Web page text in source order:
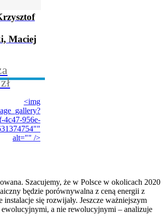
Maciej
<img
4c47-956e-
alt="" />
Szacujemy, że w Polsce w okolicach 2020
będzie porównywalna z ceną energii z
się rozwijały. Jeszcze ważniejszym
a nie rewolucyjnymi – analizuje